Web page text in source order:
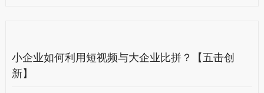
小企业如何利用短视频与大企业比拼？【五击创
新】